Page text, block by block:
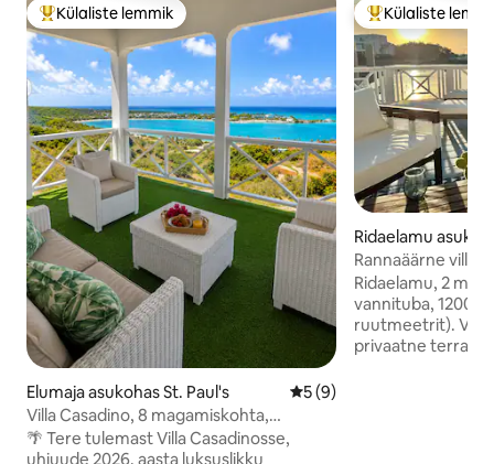
Külaliste suur lemmik
Külaliste lemmik
Elumaja asukohas St. Paul's Keskmine hinnang 5/5, 9
5 (9)
Villa Casadino, 8 magamiskohta,
konditsioneer, wifi, vaade ookeanile
🌴 Tere tulemast Villa Casadinosse,
uhiuude 2026. aasta luksuslikku
Külaliste suur
Külaliste
Ridaelamu
rbour
Rannaäärne villa
puhkusereis
Ridaelamu, 2
vannituba, 1200
ruutmeetrit). Vee
privaatne terrass